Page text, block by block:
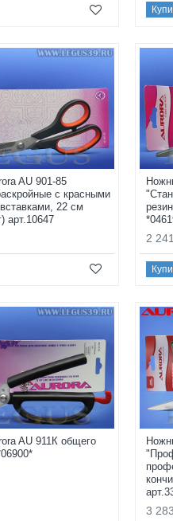
AU 901-85
с красными
22 см
арт.10647
2
AU 911К общего
3